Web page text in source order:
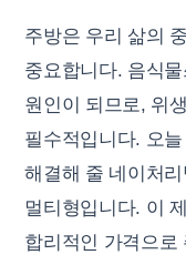
주방은 우리 삶의
중요합니다. 음식
원인이 되므로, 위
필수적입니다. 오
해결해 줄 네이처
멀티형입니다. 이
합리적인 가격으로